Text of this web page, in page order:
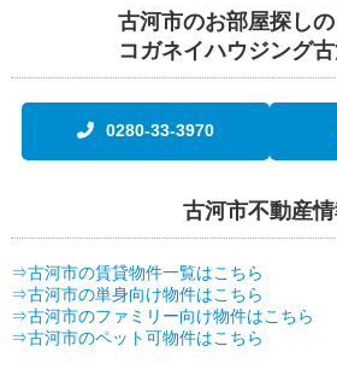
古河市のお部屋探し
コガネイハウジング古
0280-33-3970
古河市不動産
⇒古河市の賃貸物件一覧はこちら
⇒古河市の単身向け物件はこちら
⇒古河市のファミリー向け物件はこちら
⇒古河市のペット可物件はこちら